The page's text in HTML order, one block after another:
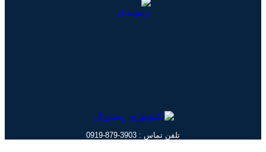
تلفن تماس : 3903-879-0919